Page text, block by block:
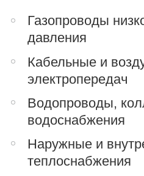
Газопроводы
давления
Кабельные и
электропередач
Водопроводы,
водоснабжения
Наружные и
теплоснабжения